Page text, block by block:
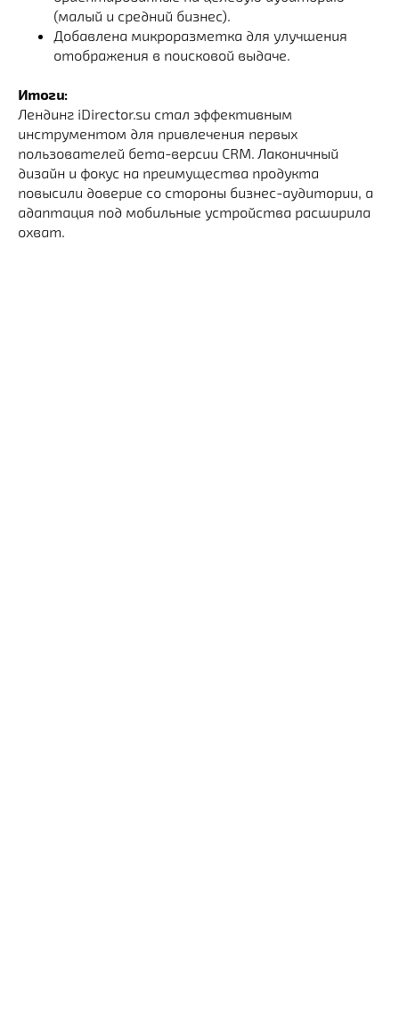
(малый и средний бизнес).
Добавлена микроразметка для улучшения
отображения в поисковой выдаче.
Итоги:
Лендинг iDirector.su стал эффективным
инструментом для привлечения первых
пользователей бета-версии CRM. Лаконичный
дизайн и фокус на преимущества продукта
повысили доверие со стороны бизнес-аудитории, а
адаптация под мобильные устройства расширила
охват.